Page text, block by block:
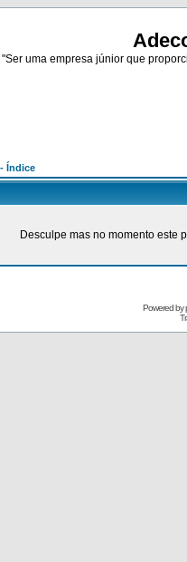
"Ser uma empresa júnior que
Índice
Desculpe mas no momento este
Powered by